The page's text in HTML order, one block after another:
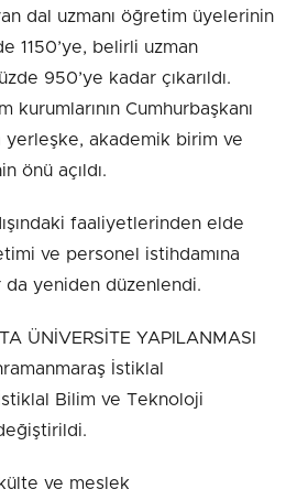
dal uzmanı öğretim üyelerinin
1150’ye, belirli uzman
950’ye kadar çıkarıldı.
Cumhurbaşkanı
yerleşke, akademik birim ve
önü açıldı.
faaliyetlerinden elde
ve personel istihdamına
da yeniden düzenlendi.
ÜNİVERSİTE YAPILANMASI
İstiklal
Bilim ve Teknoloji
ve meslek